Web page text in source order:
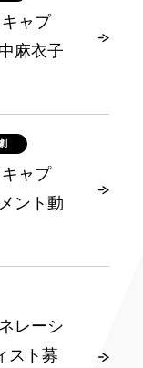
ャプ
麻衣子
ャプ
ント動
レーシ
スト募